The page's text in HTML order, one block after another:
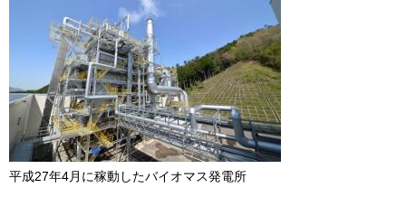
平成27年4月に稼動したバイオマス発電所